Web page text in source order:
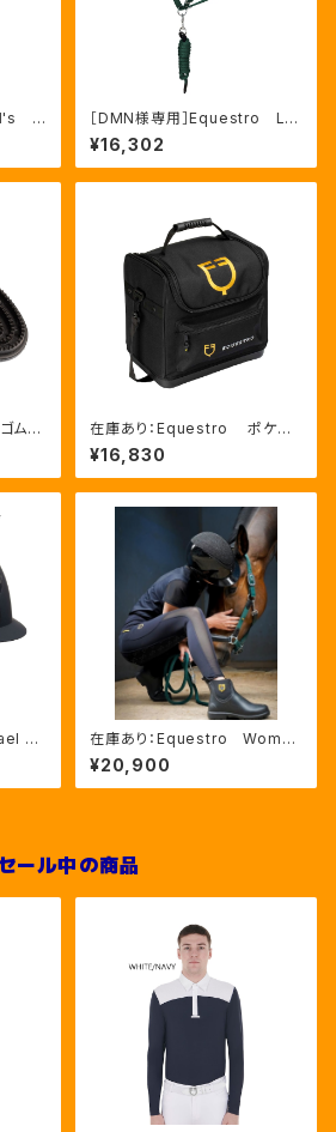
R
ャ
ETK
［DMN様専用］Equestro La
ni 無口＆引手セット グリー
ン FULLサイズ（ETH03002
N）
¥16,302
ムブ
在庫あり：Equestro ポケット
いっぱいグルーミングバッグ（ET
S02013）
¥16,830
ユ
NA
在庫あり：Equestro Wome
n’ｓ メッシュインサート フル
グリップレギンス（ETW00170）
¥20,900
ール中の商品